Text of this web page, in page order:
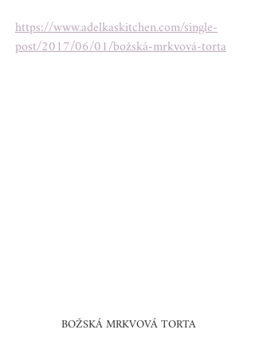
https://www.adelkaskitchen.com/single-
post/2017/06/01/božská-mrkvová-torta
BOŽSKÁ MRKVOVÁ TORTA